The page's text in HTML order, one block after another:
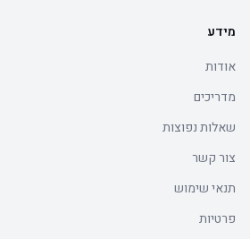
מידע
אודות
מדריכים
שאלות נפוצות
צור קשר
תנאי שימוש
פרטיות